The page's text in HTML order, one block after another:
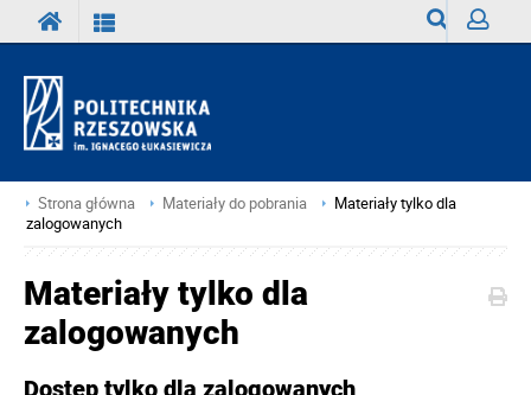
Strona główna Materiały do pobrania
Materiały tylko dla
zalogowanych
Materiały tylko dla
zalogowanych
Dostęp tylko dla zalogowanych